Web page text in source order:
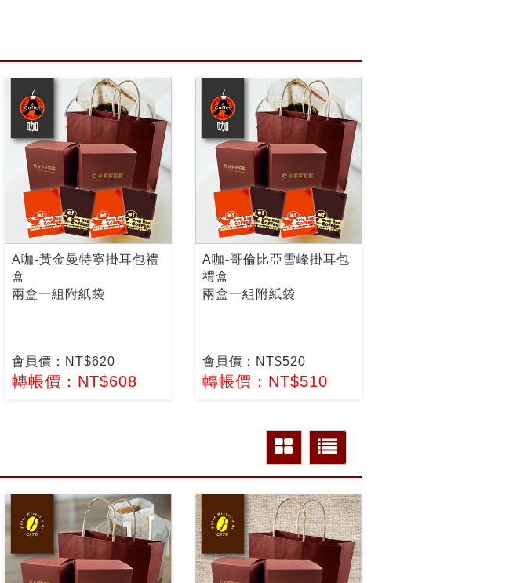
A咖-黃金曼特寧掛耳包禮
盒
兩盒一組附紙袋
會員價：NT$620
轉帳價：NT$608
A咖-哥倫比亞雪峰掛耳包
禮盒
兩盒一組附紙袋
會員價：NT$520
轉帳價：NT$510